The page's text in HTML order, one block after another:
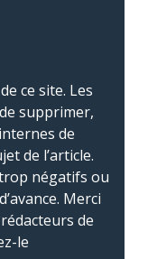
ce site. Les
supprimer,
de
de l’article.
négatifs ou
Merci
de
le